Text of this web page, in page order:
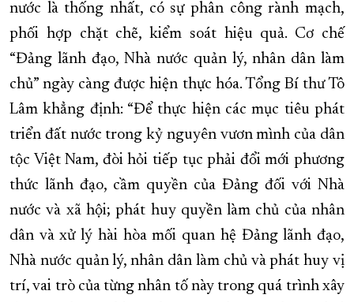
nước là thống nhất, có sự phân công rành mạch,
phối hợp chặt chẽ, kiểm soát hiệu quả. Cơ chế
“Đảng lãnh đạo, Nhà nước quản lý, nhân dân làm
chủ” ngày càng được hiện thực hóa. Tổng Bí thư Tô
Lâm khẳng định: “Để thực hiện các mục tiêu phát
triển đất nước trong kỷ nguyên vươn mình của dân
tộc Việt Nam, đòi hỏi tiếp tục phải đổi mới phương
thức lãnh đạo, cầm quyền của Đảng đối với Nhà
nước và xã hội; phát huy quyền làm chủ của nhân
dân và xử lý hài hòa mối quan hệ Đảng lãnh đạo,
Nhà nước quản lý, nhân dân làm chủ và phát huy vị
trí, vai trò của từng nhân tố này trong quá trình xây